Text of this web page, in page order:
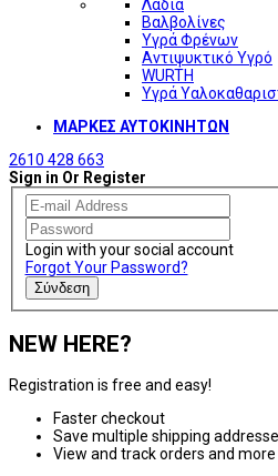
Λάδια
Βαλβολίνες
Υγρά Φρένων
Αντιψυκτικό Υγρό
WURTH
Υγρά
ΜΑΡΚΕΣ ΑΥΤΟΚΙΝΗΤΩΝ
2610 428 663
Sign in Or Register
Login with your social account
Forgot Your Password?
Σύνδεση
NEW HERE?
Registration is free and easy!
Faster checkout
Save multiple shipping
View and track orders and more